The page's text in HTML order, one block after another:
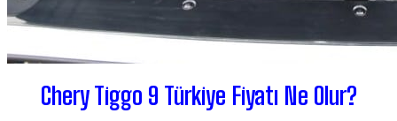
Chery Tiggo 9 Türkiye Fiyatı Ne Olur?